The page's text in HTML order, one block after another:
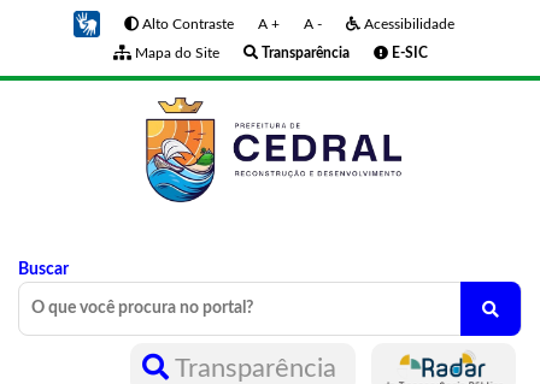
Alto Contraste A + A -
Acessibilidade
Mapa do Site
Transparência E-SIC
Buscar
Transparência